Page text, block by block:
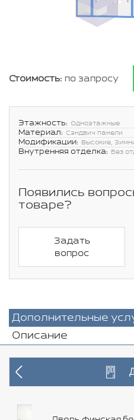
Стоимость: по запросу
Этажность: Одноэтажные
Материал: Сэндвич панели
Модификации: Высокие,
Внутренняя отделка: Без
Появились
товаре?
Задать
вопрос
Дополнительные
Описание